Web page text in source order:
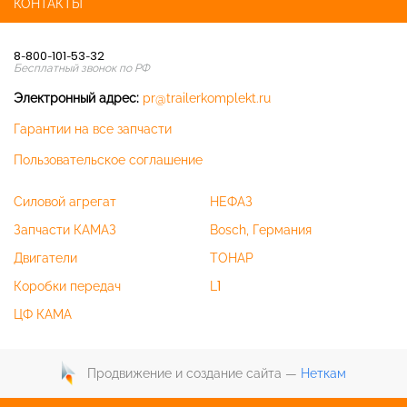
КОНТАКТЫ
8-800-101-53-32
Бесплатный звонок по РФ
Электронный адрес: pr@trailerkomplekt.ru
Гарантии на все запчасти
Пользовательское соглашение
Силовой агрегат
Запчасти КАМАЗ
Двигатели
Коробки передач
ЦФ КАМА
НЕФАЗ
Bosch, Германия
ТОНАР
L1
Продвижение и создание сайта — Неткам